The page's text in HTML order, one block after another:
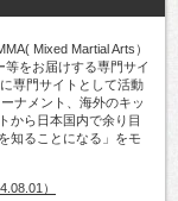
Mixed Martial Arts）
をお届けする専門サイ
専門サイトとして活動
ナメント、海外のキッ
から日本国内で余り目
知ることになる」をモ
）